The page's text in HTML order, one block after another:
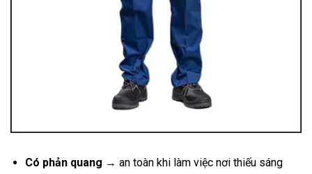
Có phản quang → an toàn khi làm việc nơi thiếu sáng